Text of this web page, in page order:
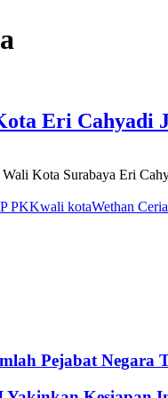
Eri Cahyadi
Kota Surabaya Eri
PKKwali kotaWethan Ceria
Pejabat